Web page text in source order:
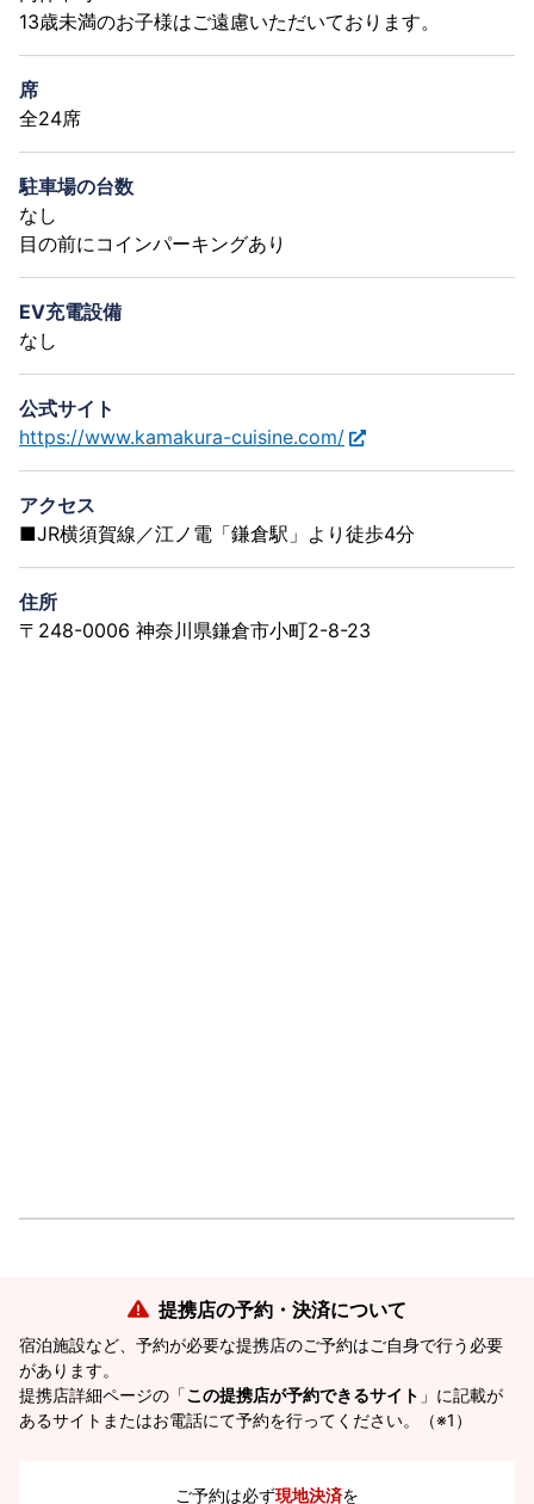
13歳未満のお子様はご遠慮いただいております。
席
全24席
駐車場の台数
なし
目の前にコインパーキングあり
EV充電設備
なし
公式サイト
https://www.kamakura-cuisine.com/
アクセス
■JR横須賀線／江ノ電「鎌倉駅」より徒歩4分
住所
〒248-0006 神奈川県鎌倉市小町2-8-23
提携店の予約・決済について
宿泊施設など、予約が必要な提携店のご予約はご自身で行う必要
があります。
提携店詳細ページの「この提携店が予約できるサイト 」に記載が
あるサイトまたはお電話にて予約を行ってください。（※1）
ご予約は必ず現地決済を